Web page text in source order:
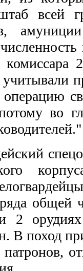
всей
операцию
во
общей
2
В поход